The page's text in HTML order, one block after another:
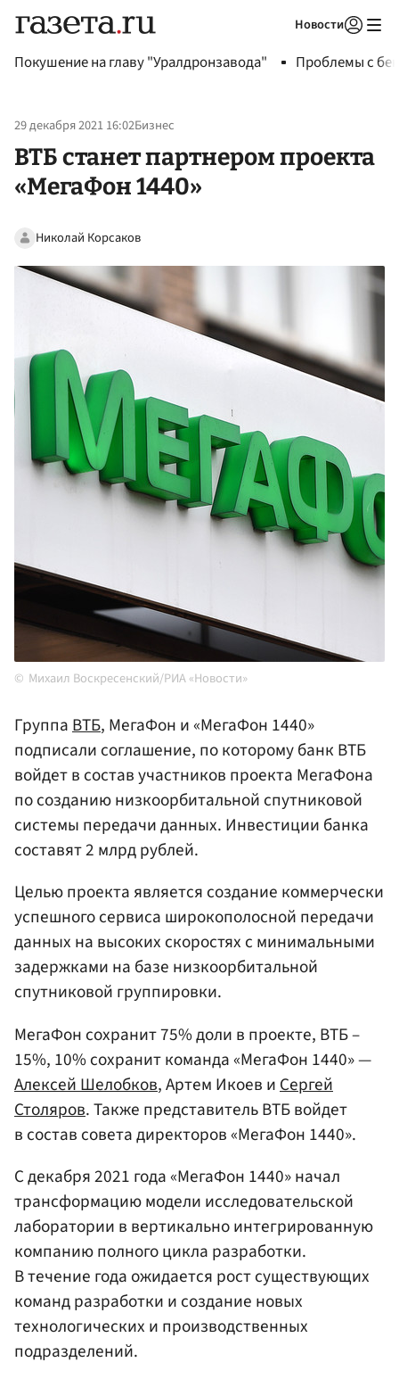
Новости
Покушение на главу "Уралдронзавода" Проблемы с
29 декабря 2021 16:02Бизнес
ВТБ станет партнером проекта
«МегаФон 1440»
Николай Корсаков
Михаил Воскресенский/РИА «Новости»
ГруппаВТБ, МегаФон и «МегаФон 1440»
подписали соглашение, по которому банк ВТБ
войдет в состав участников проекта МегаФона
по созданию низкоорбитальной спутниковой
системы передачи данных. Инвестиции банка
составят 2 млрд рублей.
Целью проекта является создание коммерчески
успешного сервиса широкополосной передачи
данных на высоких скоростях с минимальными
задержками на базе низкоорбитальной
спутниковой группировки.
МегаФон сохранит 75% доли в проекте, ВТБ –
15%, 10% сохранит команда «МегаФон 1440» —
Алексей Шелобков, Артем Икоев и Сергей
Столяров. Также представитель ВТБ войдет
в состав совета директоров «МегаФон 1440».
С декабря 2021 года «МегаФон 1440» начал
трансформацию модели исследовательской
лаборатории в вертикально интегрированную
компанию полного цикла разработки.
В течение года ожидается рост существующих
команд разработки и создание новых
технологических и производственных
подразделений.